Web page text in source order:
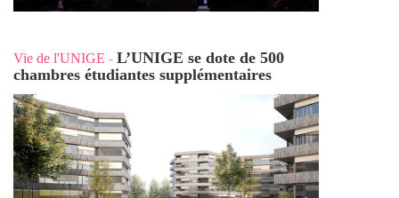
Vie de l'UNIGE - L’UNIGE se dote de 500
chambres étudiantes supplémentaires